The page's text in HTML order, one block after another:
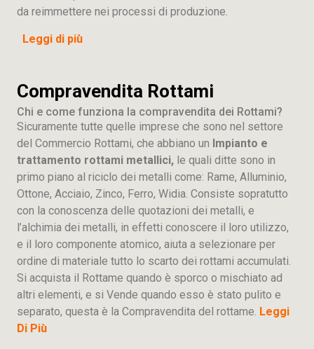
da reimmettere nei processi di produzione.
Leggi di più
Compravendita Rottami
Chi e come funziona la compravendita dei Rottami?
Sicuramente tutte quelle imprese che sono nel settore
del Commercio Rottami, che abbiano un Impianto e
trattamento rottami metallici, le quali ditte sono in
primo piano al riciclo dei metalli come: Rame, Alluminio,
Ottone, Acciaio, Zinco, Ferro, Widia. Consiste sopratutto
con la conoscenza delle quotazioni dei metalli, e
l’alchimia dei metalli, in effetti conoscere il loro utilizzo,
e il loro componente atomico, aiuta a selezionare per
ordine di materiale tutto lo scarto dei rottami accumulati.
Si acquista il Rottame quando è sporco o mischiato ad
altri elementi, e si Vende quando esso è stato pulito e
separato, questa è la Compravendita del rottame. Leggi
Di Più